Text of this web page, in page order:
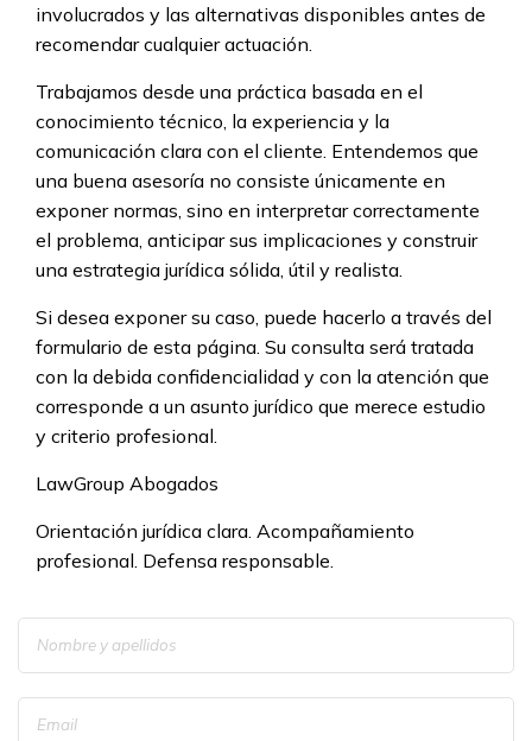
involucrados y las alternativas disponibles antes de
recomendar cualquier actuación.
Trabajamos desde una práctica basada en el
conocimiento técnico, la experiencia y la
comunicación clara con el cliente. Entendemos que
una buena asesoría no consiste únicamente en
exponer normas, sino en interpretar correctamente
el problema, anticipar sus implicaciones y construir
una estrategia jurídica sólida, útil y realista.
Si desea exponer su caso, puede hacerlo a través del
formulario de esta página. Su consulta será tratada
con la debida confidencialidad y con la atención que
corresponde a un asunto jurídico que merece estudio
y criterio profesional.
LawGroup Abogados
Orientación jurídica clara. Acompañamiento
profesional. Defensa responsable.